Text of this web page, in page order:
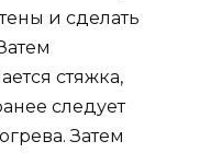
и сделать
стяжка,
следует
Затем